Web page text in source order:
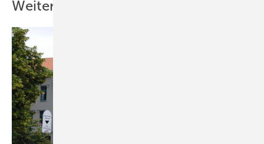
Weitere Inhalte